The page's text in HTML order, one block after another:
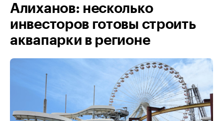
Алиханов: несколько
инвесторов готовы строить
аквапарки в регионе